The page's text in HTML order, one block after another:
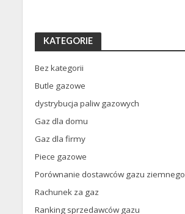
KATEGORIE
Bez kategorii
Butle gazowe
dystrybucja paliw gazowych
Gaz dla domu
Gaz dla firmy
Piece gazowe
Porównanie dostawców gazu ziemnego
Rachunek za gaz
Ranking sprzedawców gazu